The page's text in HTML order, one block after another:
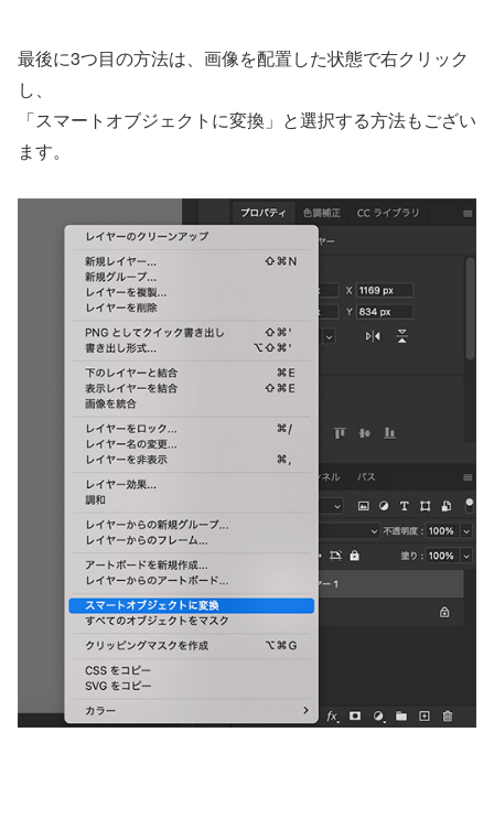
最後に3つ目の方法は、画像を配置した状態で右クリック
し、
「スマートオブジェクトに変換」と選択する方法もござい
ます。